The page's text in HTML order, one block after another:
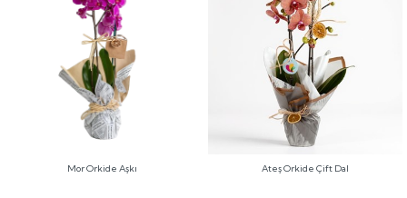
Mor Orkide Aşkı Ateş Orkide Çift Dal